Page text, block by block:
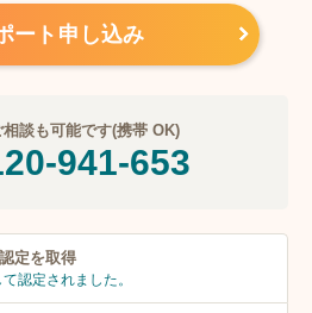
ート申し込み
談も可能です(携帯 OK)
941-653
認定を取得
て認定されました。